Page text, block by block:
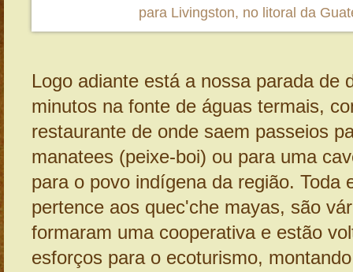
para Livingston, no litoral da
Logo adiante está a nossa parada de
minutos na fonte de águas termais,
restaurante de onde saem passeios
manatees (peixe-boi) ou para uma
para o povo indígena da região. Toda
pertence aos quec'che mayas, são
formaram uma cooperativa e estão
esforços para o ecoturismo,